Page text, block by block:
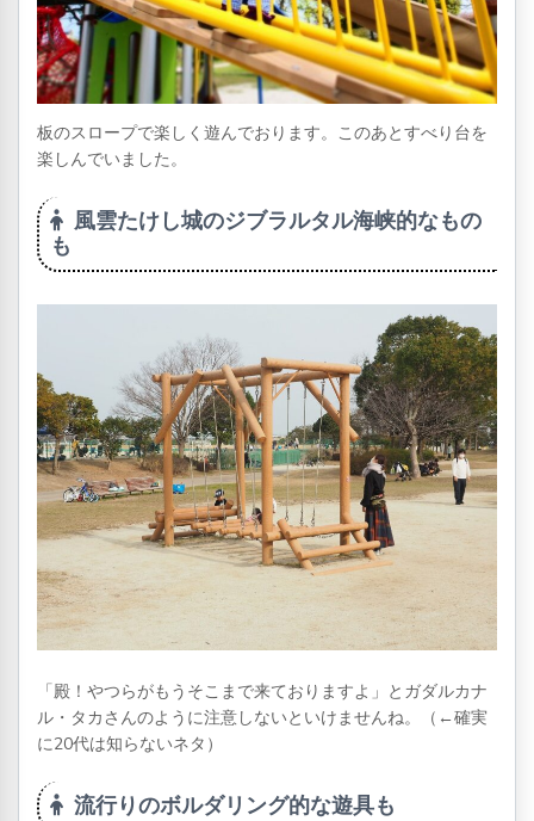
板のスロープで楽しく遊んでおります。このあとすべり台を
楽しんでいました。
風雲たけし城のジブラルタル海峡的なもの
も
「殿！やつらがもうそこまで来ておりますよ」とガダルカナ
ル・タカさんのように注意しないといけませんね。（←確実
に20代は知らないネタ）
流行りのボルダリング的な遊具も